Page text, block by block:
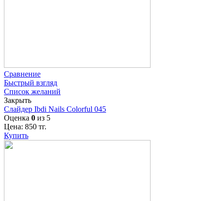
Сравнение
Быстрый взгляд
Список желаний
Закрыть
Слайдер Ibdi Nails Colorful 045
Оценка 0 из 5
Цена: 850 тг.
Купить